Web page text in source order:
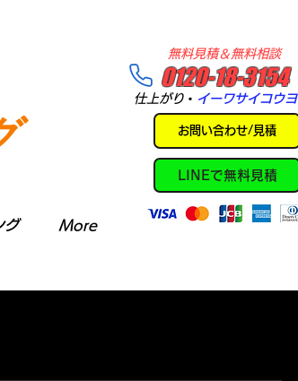
グ More
​0120-18-3154
​無料見積＆無料相談
​仕上がり ・ イーワサイコウヨ
お問い合わせ/見積
LINEで無料見積